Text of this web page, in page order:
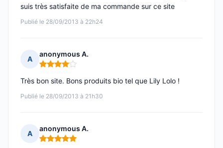
Publié le 28/09/2013 à 22h24
suis très satisfaite de ma commande sur ce site
A
anonymous A.
Note : 4 sur 5
Publié le 28/09/2013 à 21h30
Très bon site. Bons produits bio tel que Lily Lolo !
A
anonymous A.
Note : 5 sur 5